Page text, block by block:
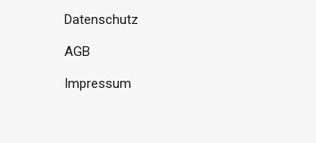
Datenschutz
AGB
Impressum